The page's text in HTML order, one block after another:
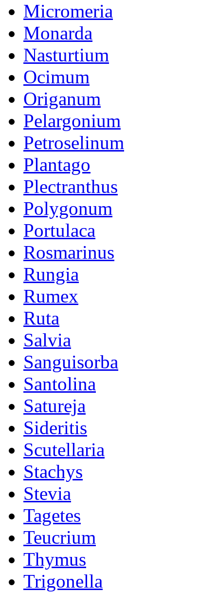
Micromeria
Monarda
Nasturtium
Ocimum
Origanum
Pelargonium
Petroselinum
Plantago
Plectranthus
Polygonum
Portulaca
Rosmarinus
Rungia
Rumex
Ruta
Salvia
Sanguisorba
Santolina
Satureja
Sideritis
Scutellaria
Stachys
Stevia
Tagetes
Teucrium
Thymus
Trigonella